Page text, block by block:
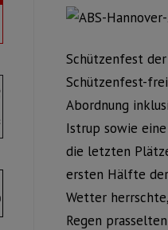
Schützenfest
Schützenfest-
Abordnung
Istrup sowie
die letzten
ersten Hälfte
Wetter
Regen